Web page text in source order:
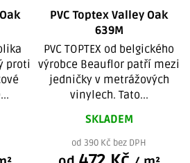
proti
PVC Toptex Valley Oak
639M
PVC TOPTEX od belgického
výrobce Beauflor patří mezi
jedničky v metrážových
vinylech. Tato...
SKLADEM
od 390 Kč bez DPH